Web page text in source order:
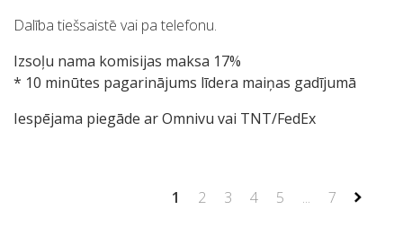
Dalība tiešsaistē vai pa telefonu.
Izsoļu nama komisijas maksa 17%
* 10 minūtes pagarinājums līdera maiņas gadījumā
Iespējama piegāde ar Omnivu vai TNT/FedEx
1 2 3 4 5 ... 7